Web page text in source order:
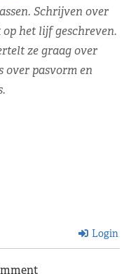
Schrijven over
op het lijf geschreven.
ze graag over
over pasvorm en
Login